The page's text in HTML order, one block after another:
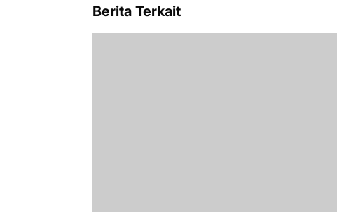
Berita Terkait